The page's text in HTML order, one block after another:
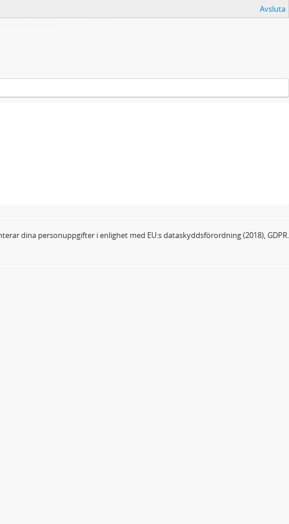
Avsluta
dina personuppgifter i enlighet med EU:s dataskyddsförordning (2018), GDPR.